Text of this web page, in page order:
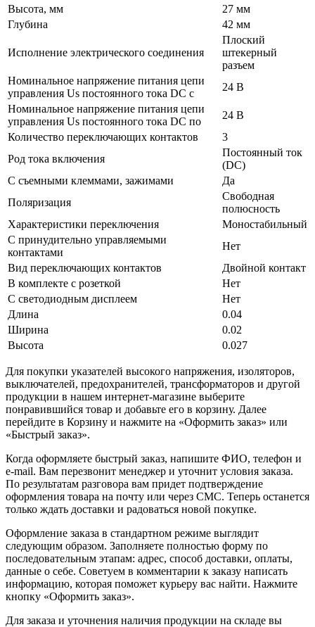
Высота, мм
27 мм
Глубина
42 мм
Исполнение электрического соединения
Плоский
штекерный
разъем
Номинальное напряжение питания цепи
управления Us постоянного тока DC с
24 В
Номинальное напряжение питания цепи
управления Us постоянного тока DC по
24 В
Количество переключающих контактов
3
Род тока включения
Постоянный ток
(DC)
С съемными клеммами, зажимами
Да
Поляризация
Свободная
полюсность
Характеристики переключения
Моностабильный
С принудительно управляемыми
контактами
Нет
Вид переключающих контактов
Двойной контакт
В комплекте с розеткой
Нет
С светодиодным дисплеем
Нет
Длина
0.04
Ширина
0.02
Высота
0.027
Для покупки указателей высокого напряжения, изоляторов,
выключателей, предохранителей, трансформаторов и другой
продукции в нашем интернет-магазине выберите
понравившийся товар и добавьте его в корзину. Далее
перейдите в Корзину и нажмите на «Оформить заказ» или
«Быстрый заказ».
Когда оформляете быстрый заказ, напишите ФИО, телефон и
e-mail. Вам перезвонит менеджер и уточнит условия заказа.
По результатам разговора вам придет подтверждение
оформления товара на почту или через СМС. Теперь останется
только ждать доставки и радоваться новой покупке.
Оформление заказа в стандартном режиме выглядит
следующим образом. Заполняете полностью форму по
последовательным этапам: адрес, способ доставки, оплаты,
данные о себе. Советуем в комментарии к заказу написать
информацию, которая поможет курьеру вас найти. Нажмите
кнопку «Оформить заказ».
Для заказа и уточнения наличия продукции на складе вы